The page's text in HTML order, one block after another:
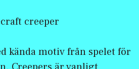
kända motiv från spelet för